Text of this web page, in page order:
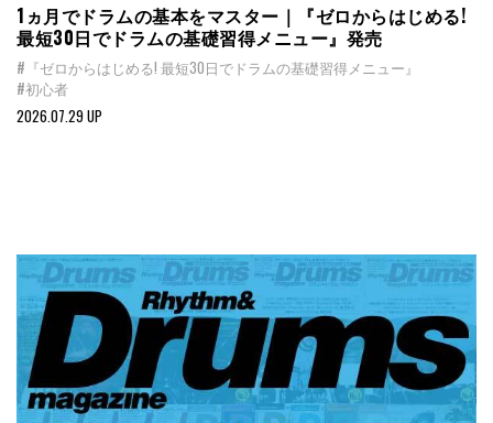
1ヵ月でドラムの基本をマスター｜『ゼロからはじめる!
最短30日でドラムの基礎習得メニュー』発売
#『ゼロからはじめる! 最短30日でドラムの基礎習得メニュー』
#初心者
2026.07.29 UP